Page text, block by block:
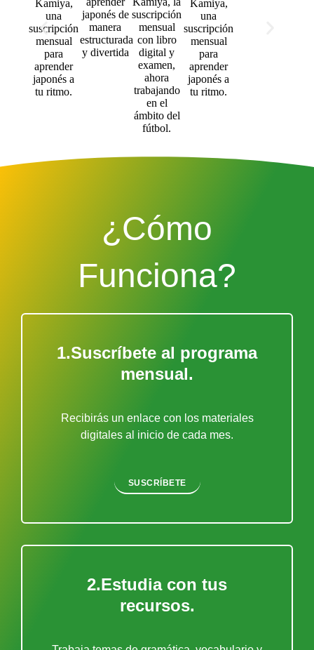
¿Cómo
Funciona?
1.Suscríbete al programa
mensual.
Recibirás un enlace con los materiales
digitales al inicio de cada mes.
SUSCRÍBETE
2.Estudia con tus
recursos.